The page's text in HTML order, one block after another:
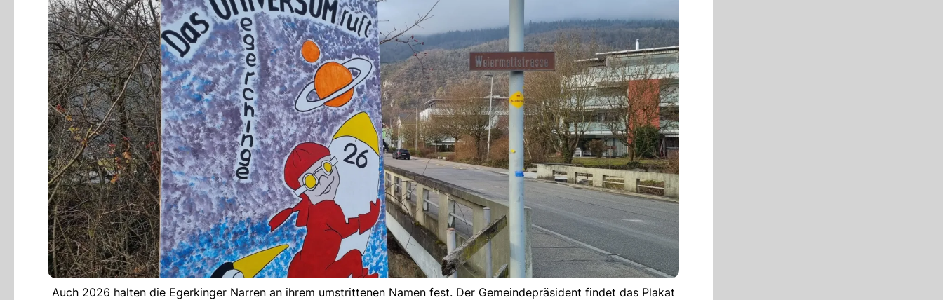
Auch 2026 halten die Egerkinger Narren an ihrem umstrittenen Namen fest. Der Gemeindepräsident findet das Plakat